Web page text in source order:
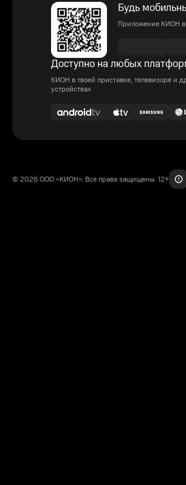
Будь
Приложение КИОН в
Доступно на любых
КИОН в твоей приставке, телевизоре и
устройствах
© 2026 ООО «КИОН». Все права защищены. 12+